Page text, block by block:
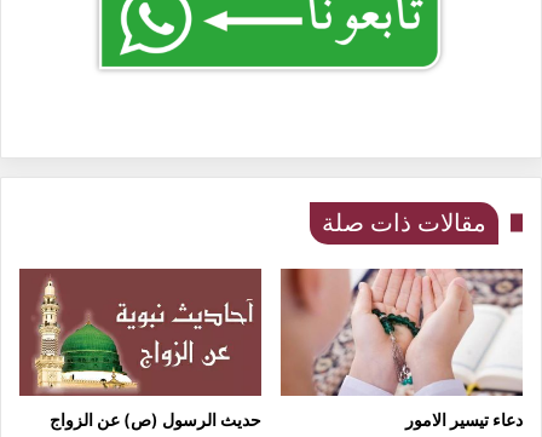
مقالات ذات صلة
دعاء تيسير الامور حديث الرسول (ص) عن الزواج